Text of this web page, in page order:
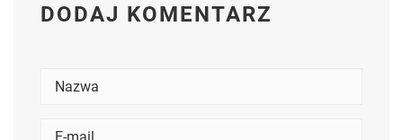
DODAJ KOMENTARZ